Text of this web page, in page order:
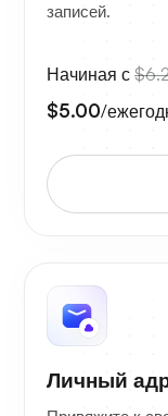
записей.
Начиная с
$5.00/
Личный